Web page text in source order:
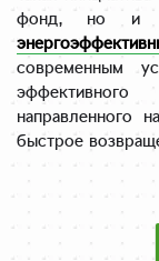
фонд, но и
современным
эффективного
направленного
быстрое